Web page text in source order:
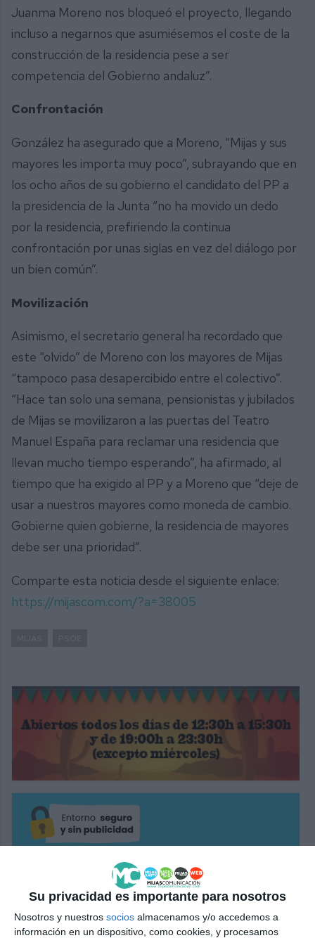
Su privacidad es importante para nosotros
Nosotros y nuestros socios almacenamos y/o accedemos a
información en un dispositivo, como cookies, y procesamos
Juanma Moreno nos bloqueó el proyecto, llegando
incluso a negarnos que asumiésemos el coste de la
construcción de la residencia pese a ser
competencia del Gobierno andaluz”.
Confrontación
González ha asegurado que a Moreno, “Mijas y sus
mayores les importa muy poco”, subrayando que en
los ocho años de su gobierno el candidato del PP a
la presidencia de la Junta “no ha movido un dedo
por la residencia, prefiriendo la continua
confrontación por unas siglas en vez del diálogo por
un bien común”.
Movilización
Asimismo, el secretario general ha recordado que
este “olvido” de Moreno con los mayores de Mijas
“tampoco pasa desapercibido entre el colectivo”.
“Hace tan solo una semana, pensionistas y jubilados
de Mijas se movilizaron a las puertas del Teatro
Manuel España para reclamar una residencia que
llevan mucho tiempo esperando”, ha afirmado, al
tiempo que ha exigido al PP y a Moreno que “deje de
usar a nuestros mayores como moneda de cambio.
Gobierne quien gobierne, la residencia de mayores
debe ser una prioridad”.
Comparte esta noticia desde el siguiente enlace:
https://mijascom.com/?a=38005